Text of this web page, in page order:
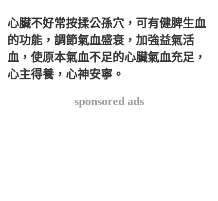
心臟不好常按揉公孫穴，可有健脾生血
的功能，調節氣血盛衰，加強益氣活
血，使原本氣血不足的心臟氣血充足，
心主得養，心神安寧。
sponsored ads